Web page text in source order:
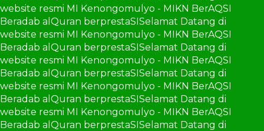
website resmi MI Kenongomulyo - MIKN BerAQSI
Beradab alQuran berprestaSISelamat Datang di
website resmi MI Kenongomulyo - MIKN BerAQSI
Beradab alQuran berprestaSISelamat Datang di
website resmi MI Kenongomulyo - MIKN BerAQSI
Beradab alQuran berprestaSISelamat Datang di
website resmi MI Kenongomulyo - MIKN BerAQSI
Beradab alQuran berprestaSISelamat Datang di
website resmi MI Kenongomulyo - MIKN BerAQSI
Beradab alQuran berprestaSISelamat Datang di